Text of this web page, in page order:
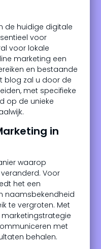
de huidige digitale
voor
voor lokale
marketing een
en bestaande
blog zal u door de
met specifieke
op de unieke
in
waarop
Voor
het een
naamsbekendheid
te vergroten. Met
met
behalen.